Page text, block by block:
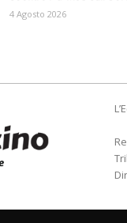
4 Agosto 2026